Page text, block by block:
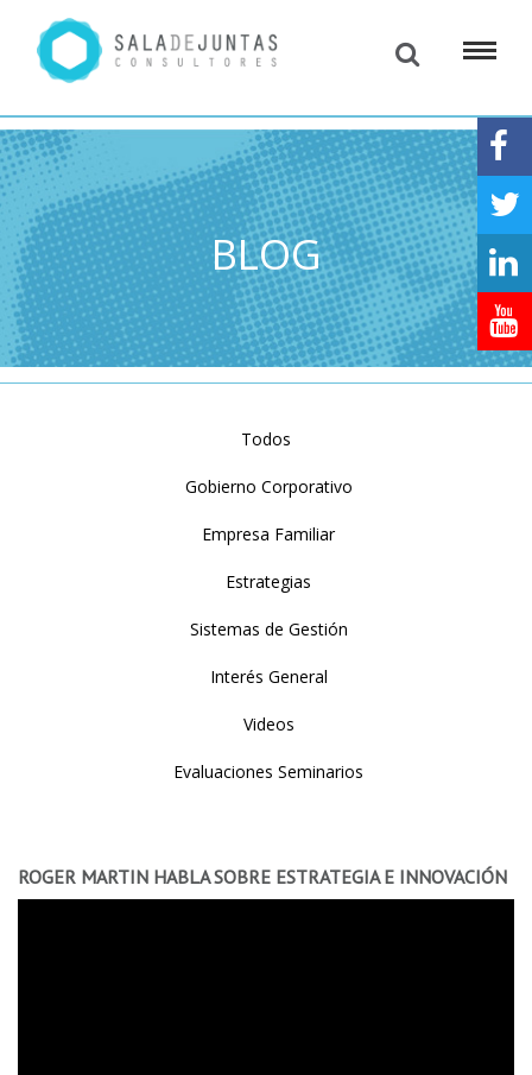
BLOG
Todos
Gobierno Corporativo
Empresa Familiar
Estrategias
Sistemas de Gestión
Interés General
Videos
Evaluaciones Seminarios
ROGER MARTIN HABLA SOBRE ESTRATEGIA E INNOVACIÓN